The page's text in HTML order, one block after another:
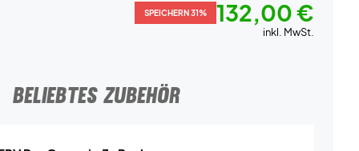
SPEICHERN 31% 132,00 €
inkl. MwSt.
BELIEBTES ZUBEHÖR